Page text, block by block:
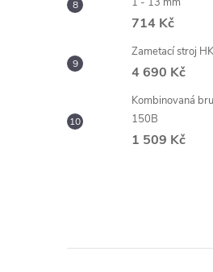
714 Kč
Zametací stroj
4 690 Kč
Kombinovaná
150B
1 509 Kč